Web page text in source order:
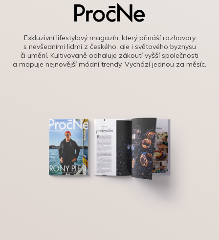
Exkluzivní lifestylový magazín, který přináší rozhovory
s nevšedními lidmi z českého, ale i světového byznysu
či umění. Kultivovaně odhaluje zákoutí vyšší společnosti
a mapuje nejnovější módní trendy. Vychází jednou za měsíc.